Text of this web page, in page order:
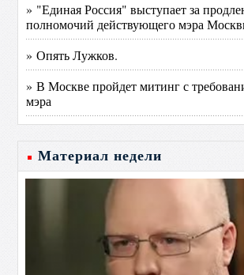
» "Единая Россия" выступает за
полномочий действующего мэра
» Опять Лужков.
» В Москве пройдет митинг с
мэра
Материал недели